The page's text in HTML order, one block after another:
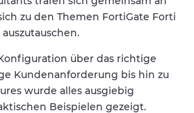
zu den Themen FortiGate Forti
über das richtige
Kundenanforderung bis hin zu
wurde alles ausgiebig
Beispielen gezeigt.